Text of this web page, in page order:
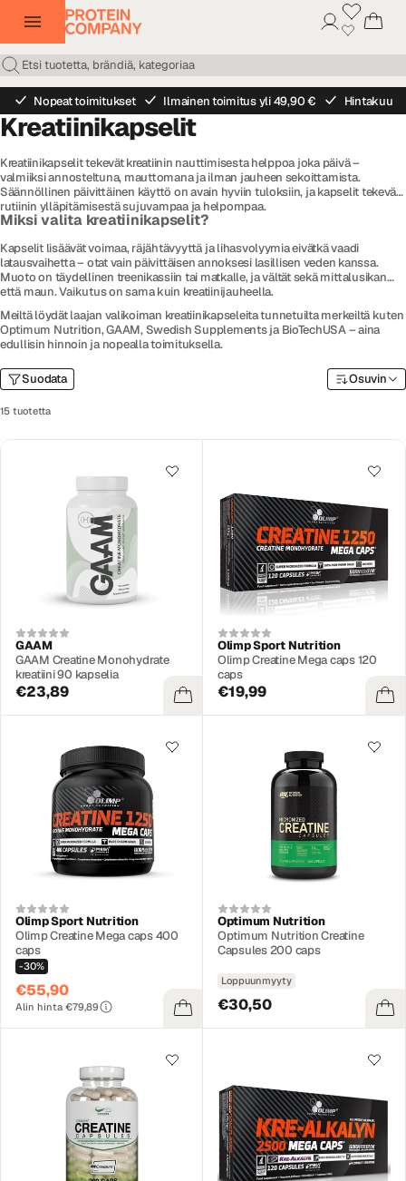
Nopeat toimitukset Ilmainen toimitus yli 49,90 € Hintakuu
Kreatiinikapselit
Kreatiinikapselit tekevät kreatiinin nauttimisesta helppoa joka päivä –
valmiiksi annosteltuna, mauttomana ja ilman jauheen sekoittamista.
Säännöllinen päivittäinen käyttö on avain hyviin tuloksiin, ja kapselit tekevät
rutiinin ylläpitämisestä sujuvampaa ja helpompaa.
Miksi valita kreatiinikapselit?
Kapselit lisäävät voimaa, räjähtävyyttä ja lihasvolyymia eivätkä vaadi
latausvaihetta – otat vain päivittäisen annoksesi lasillisen veden kanssa.
Muoto on täydellinen treenikassiin tai matkalle, ja vältät sekä mittalusikan
että maun. Vaikutus on sama kuin kreatiinijauheella.
Meiltä löydät laajan valikoiman kreatiinikapseleita tunnetuilta merkeiltä kuten
Optimum Nutrition, GAAM, Swedish Supplements ja BioTechUSA – aina
edullisin hinnoin ja nopealla toimituksella.
Suodata
15 tuotetta
Osuvin
GAAM
GAAM Creatine Monohydrate
kreatiini 90 kapselia
€23,89
Olimp Sport Nutrition
Olimp Creatine Mega caps 120
caps
€19,99
Olimp Sport Nutrition
Olimp Creatine Mega caps 400
caps
-30%
€55,90
Alin hinta €79,89
Optimum Nutrition
Optimum Nutrition Creatine
Capsules 200 caps
Loppuunmyyty
€30,50